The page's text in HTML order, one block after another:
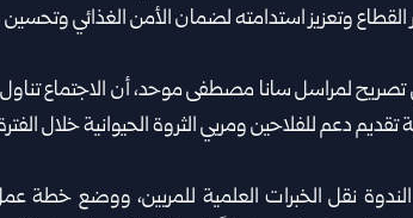
وتعزيز استدامته لضمان الأمن الغذائي وتحسين
لمراسل سانا مصطفى موحد، أن الاجتماع تناول
تقديم دعم للفلاحين ومربي الثروة الحيوانية خلال
نقل الخبرات العلمية للمربين، ووضع خطة